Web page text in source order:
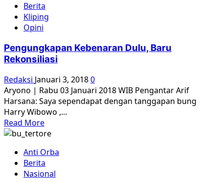
Penyelesaian
Kasus
atau
Pengadilan
Berita
Kliping
Opini
Pengungkapan Kebenaran Dulu, Baru
Rekonsiliasi
Redaksi Januari 3, 20180
Aryono | Rabu 03 Januari 2018 WIB Pengantar Arif
Harsana: Saya sependapat dengan tanggapan bung
Harry Wibowo ,...
Read MoreRead
more
Pengungkapan
Kebenaran
Dulu,
Anti Orba
Berita
Nasional